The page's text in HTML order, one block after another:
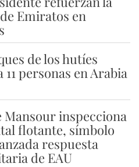
Emiratos en
de los hutíes
11 personas en Arabia
Mansour inspecciona
flotante, símbolo
respuesta
de EAU